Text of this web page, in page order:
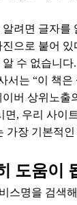
려면 글자를
으로 붙어
수 없습니
서는 “이 책
버 상위노출
면, 우리 사이
가장 기본적
도움이
스명을 검색